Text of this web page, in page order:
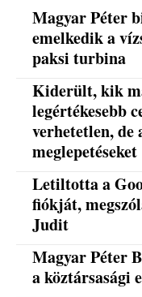
Magyar Péter
emelkedik a
paksi turbina
Kiderült, kik
legértékesebb
verhetetlen,
meglepetéseket
Letiltotta a
fiókját,
Judit
Magyar Péter
a köztársasági